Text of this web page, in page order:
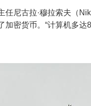
任尼古拉·穆拉索夫（
加密货币。“计算机多